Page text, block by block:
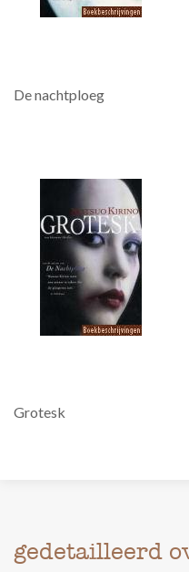
De nachtploeg
Grotesk
gedetailleerd